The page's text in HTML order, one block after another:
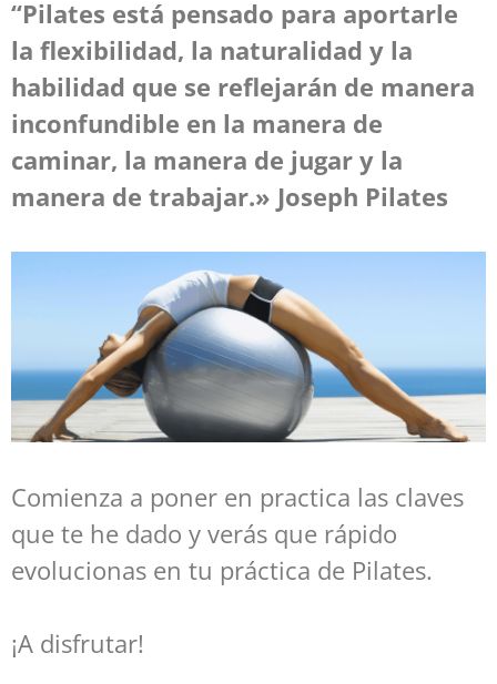
“Pilates está pensado para aportarle
la flexibilidad, la naturalidad y la
habilidad que se reflejarán de manera
inconfundible en la manera de
caminar, la manera de jugar y la
manera de trabajar.» Joseph Pilates
Comienza a poner en practica las claves
que te he dado y verás que rápido
evolucionas en tu práctica de Pilates.
¡A disfrutar!